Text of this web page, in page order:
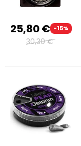
25,80 € -15%
30,30 €